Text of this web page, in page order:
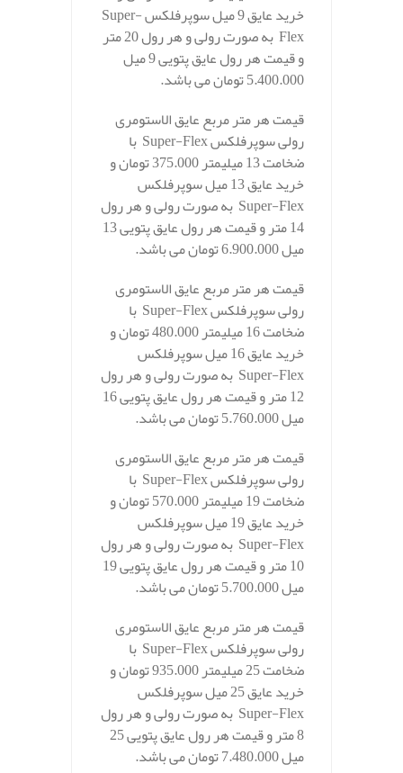
خرید عایق 9 میل سوپرفلکس Super-
Flex به صورت رولی و هر رول 20 متر
و قیمت هر رول عایق پتویی 9 میل
5.400.000 تومان می باشد.
قیمت هر متر مربع عایق الاستومری
رولی سوپرفلکس Super-Flex با
ضخامت 13 میلیمتر 375.000 تومان و
خرید عایق 13 میل سوپرفلکس
Super-Flex به صورت رولی و هر رول
14 متر و قیمت هر رول عایق پتویی 13
میل 6.900.000 تومان می باشد.
قیمت هر متر مربع عایق الاستومری
رولی سوپرفلکس Super-Flex با
ضخامت 16 میلیمتر 480.000 تومان و
خرید عایق 16 میل سوپرفلکس
Super-Flex به صورت رولی و هر رول
12 متر و قیمت هر رول عایق پتویی 16
میل 5.760.000 تومان می باشد.
قیمت هر متر مربع عایق الاستومری
رولی سوپرفلکس Super-Flex با
ضخامت 19 میلیمتر 570.000 تومان و
خرید عایق 19 میل سوپرفلکس
Super-Flex به صورت رولی و هر رول
10 متر و قیمت هر رول عایق پتویی 19
میل 5.700.000 تومان می باشد.
قیمت هر متر مربع عایق الاستومری
رولی سوپرفلکس Super-Flex با
ضخامت 25 میلیمتر 935.000 تومان و
خرید عایق 25 میل سوپرفلکس
Super-Flex به صورت رولی و هر رول
8 متر و قیمت هر رول عایق پتویی 25
میل 7.480.000 تومان می باشد.